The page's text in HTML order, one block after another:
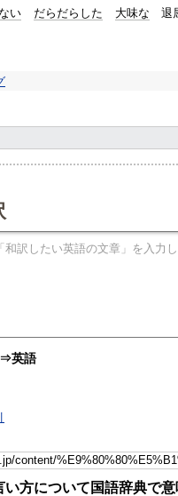
い だらだらした 大味な 退
英語
い方について国語辞典で